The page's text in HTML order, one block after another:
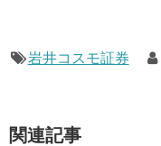
岩井コスモ証券
関連記事